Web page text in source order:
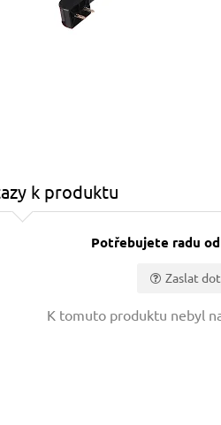
k produktu
Potřebujete radu
Zaslat
K tomuto produktu nebyl